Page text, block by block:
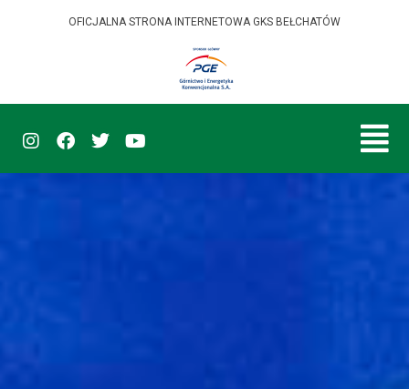
OFICJALNA STRONA INTERNETOWA GKS BEŁCHATÓW